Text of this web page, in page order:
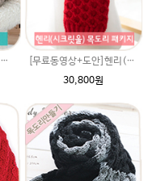
[무료동영상]리차드(시크릿울) 목도리만들기 diy 꽈배기무늬뜨기 뜨개질패키지 손뜨게 대바늘 제일모직 털실
[무료동영상+도안]헨리(시크릿울) 목도리만들기 diy 꽈배기무늬뜨기 뜨개질패키지 손뜨게 대바늘 털실/뜨개질배우기/목도리뜨는방법
30,800원